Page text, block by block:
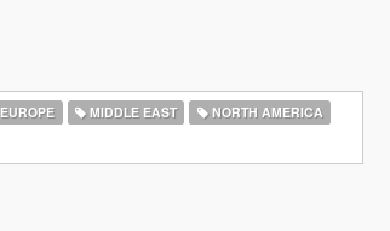
MIDDLE EAST
NORTH AMERICA